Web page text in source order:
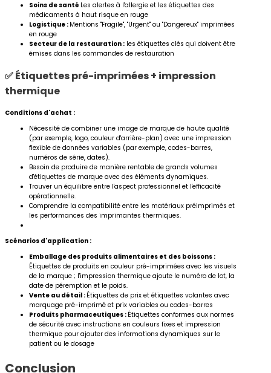
Soins de santé Les alertes à l'allergie et les étiquettes des
médicaments à haut risque en rouge
Logistique : Mentions "Fragile", "Urgent" ou "Dangereux" imprimées
en rouge
Secteur de la restauration : les étiquettes clés qui doivent être
émises dans les commandes de restauration
✅ Étiquettes pré-imprimées + impression
thermique
Conditions d'achat :
Nécessité de combiner une image de marque de haute qualité
(par exemple, logo, couleur d'arrière-plan) avec une impression
flexible de données variables (par exemple, codes-barres,
numéros de série, dates).
Besoin de produire de manière rentable de grands volumes
d'étiquettes de marque avec des éléments dynamiques.
Trouver un équilibre entre l'aspect professionnel et l'efficacité
opérationnelle.
Comprendre la compatibilité entre les matériaux préimprimés et
les performances des imprimantes thermiques.
Scénarios d'application :
Emballage des produits alimentaires et des boissons :
Étiquettes de produits en couleur pré-imprimées avec les visuels
de la marque ; l'impression thermique ajoute le numéro de lot, la
date de péremption et le poids.
Vente au détail : Étiquettes de prix et étiquettes volantes avec
marquage pré-imprimé et prix variables ou codes-barres
Produits pharmaceutiques : Étiquettes conformes aux normes
de sécurité avec instructions en couleurs fixes et impression
thermique pour ajouter des informations dynamiques sur le
patient ou le dosage
Conclusion